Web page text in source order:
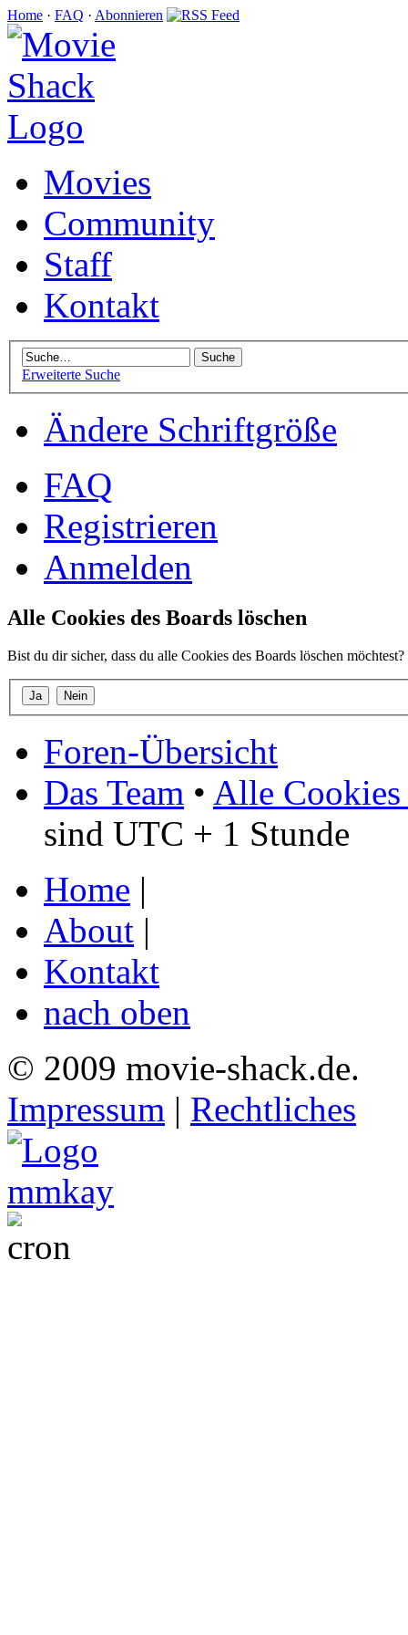
Home · FAQ · Abonnieren
Movies
Community
Staff
Kontakt
Erweiterte Suche
Ändere Schriftgröße
FAQ
Registrieren
Anmelden
Alle Cookies des Boards löschen
Bist du dir sicher, dass du alle Cookies des Boards löschen möchtest?
Foren-Übersicht
Das Team • Alle Cookies
sind UTC + 1 Stunde
Home |
About |
Kontakt
nach oben
© 2009 movie-shack.de.
Impressum | Rechtliches